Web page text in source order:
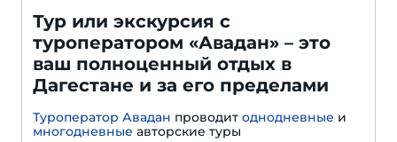
Тур или экскурсия с
туроператором «Авадан» – это
ваш полноценный отдых в
Дагестане и за его пределами
Туроператор Авадан проводит однодневные и
многодневные авторские туры